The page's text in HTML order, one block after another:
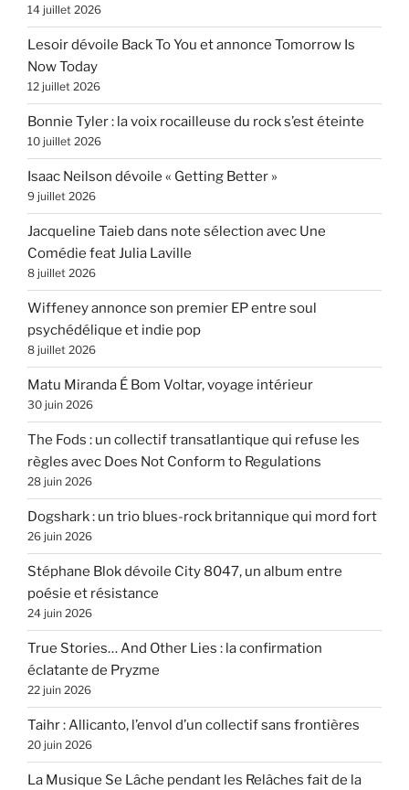
14 juillet 2026
Lesoir dévoile Back To You et annonce Tomorrow Is
Now Today
12 juillet 2026
Bonnie Tyler : la voix rocailleuse du rock s’est éteinte
10 juillet 2026
Isaac Neilson dévoile « Getting Better »
9 juillet 2026
Jacqueline Taieb dans note sélection avec Une
Comédie feat Julia Laville
8 juillet 2026
Wiffeney annonce son premier EP entre soul
psychédélique et indie pop
8 juillet 2026
Matu Miranda É Bom Voltar, voyage intérieur
30 juin 2026
The Fods : un collectif transatlantique qui refuse les
règles avec Does Not Conform to Regulations
28 juin 2026
Dogshark : un trio blues-rock britannique qui mord fort
26 juin 2026
Stéphane Blok dévoile City 8047, un album entre
poésie et résistance
24 juin 2026
True Stories… And Other Lies : la confirmation
éclatante de Pryzme
22 juin 2026
Taihr : Allicanto, l’envol d’un collectif sans frontières
20 juin 2026
La Musique Se Lâche pendant les Relâches fait de la